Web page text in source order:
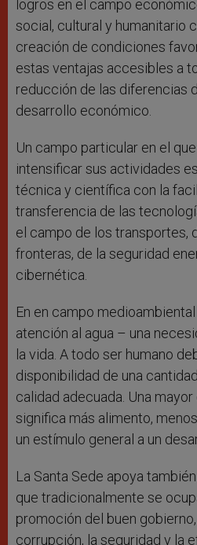
logros en el campo
social, cultural y humanitario
creación de condiciones
estas ventajas accesibles a
reducción de las diferencias
desarrollo económico.
Un campo particular en el
intensificar sus actividades
técnica y científica con la
transferencia de las
el campo de los transportes,
fronteras, de la seguridad
cibernética.
En en campo
atención al agua – una
la vida. A todo ser humano
disponibilidad de una
calidad adecuada. Una
significa más alimento,
un estímulo general a un
La Santa Sede apoya
que tradicionalmente se
promoción del buen
corrupción, la seguridad y la